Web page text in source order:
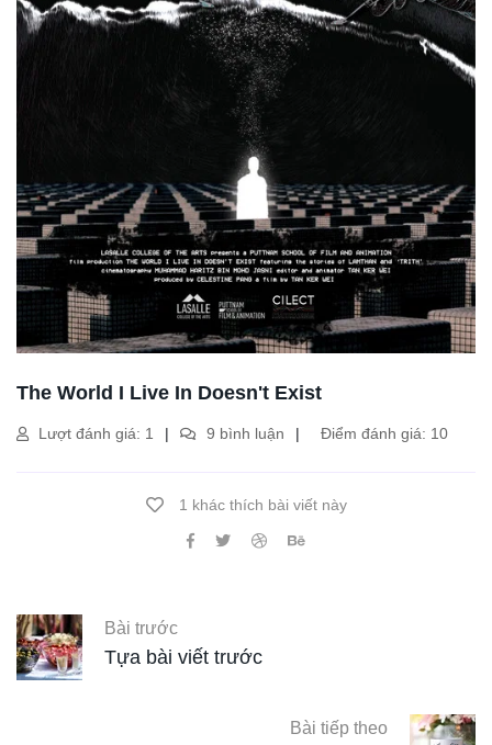
The World I Live In Doesn't Exist
Lượt đánh giá: 1 9 bình luận Điểm đánh giá: 10
1 khác thích bài viết này
Bài trước
Tựa bài viết trước
Bài tiếp theo